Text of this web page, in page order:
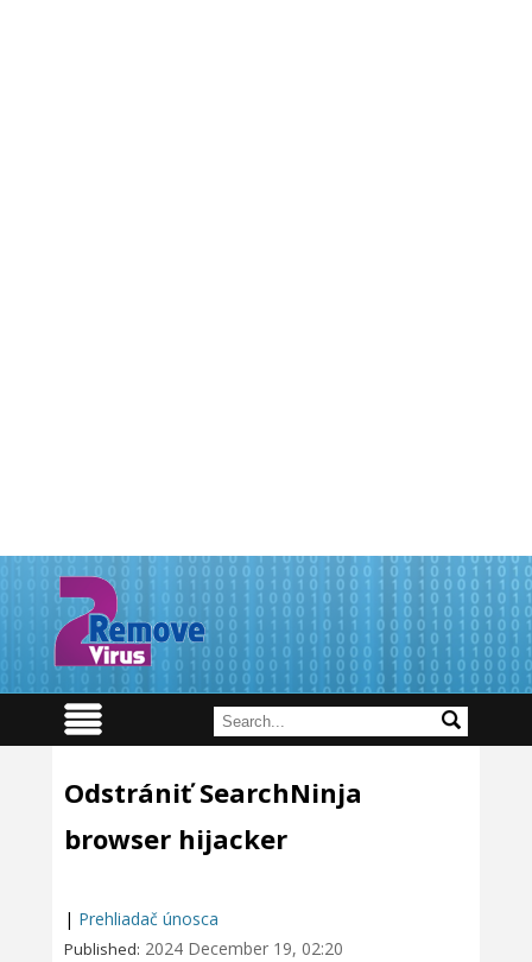
Odstrániť SearchNinja
browser hijacker
| Prehliadač únosca
Published: 2024 December 19, 02:20